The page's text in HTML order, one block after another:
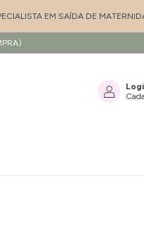
DE MATERNIDADE E ENXOVAL